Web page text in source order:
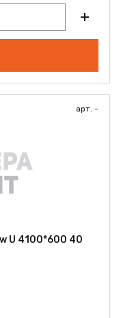
арт. -
U 4100*600 40